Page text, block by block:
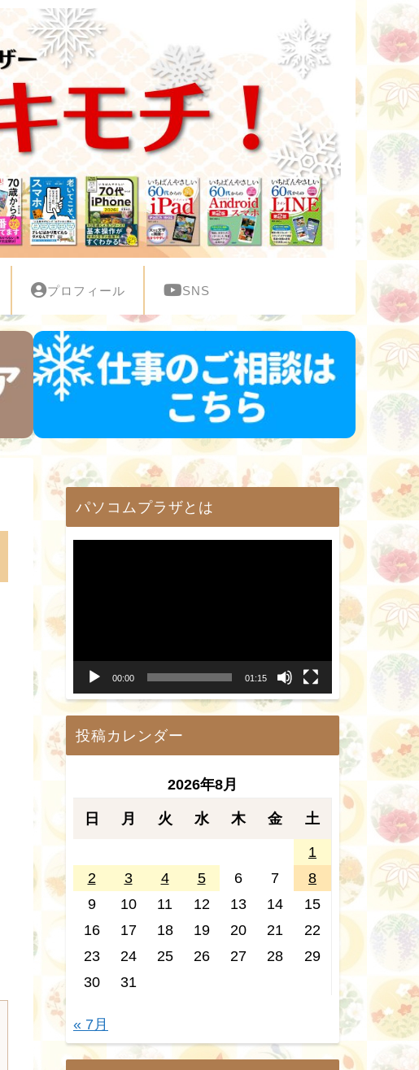
プロフィール SNS
パソコムプラザとは
ー
00:00 01:15
投稿カレンダー
2026年8月
日 月 火 水 木 金 土
1
2
3 4 5 6 7
8
9
10 11 12 13 14
15
16
17 18 19 20 21
22
23
24 25 26 27 28
29
30
31
« 7月